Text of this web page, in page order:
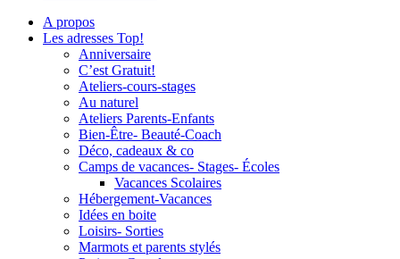
A propos
Les adresses Top!
Anniversaire
C’est Gratuit!
Ateliers-cours-stages
Au naturel
Ateliers Parents-Enfants
Bien-Être- Beauté-Coach
Déco, cadeaux & co
Camps de vacances- Stages- Écoles
Vacances Scolaires
Hébergement-Vacances
Idées en boite
Loisirs- Sorties
Marmots et parents stylés